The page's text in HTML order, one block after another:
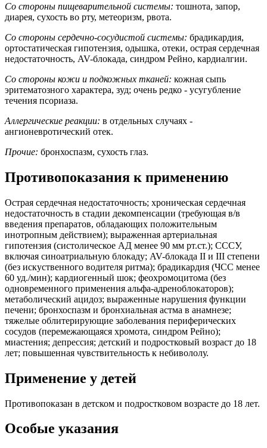
Со стороны пищеварительной системы: тошнота, запор,
диарея, сухость во рту, метеоризм, рвота.
Со стороны сердечно-сосудистой системы: брадикардия,
ортостатическая гипотензия, одышка, отеки, острая сердечная
недостаточность, AV-блокада, синдром Рейно, кардиалгии.
Со стороны кожи и подкожных тканей: кожная сыпь
эритематозного характера, зуд; очень редко - усугубление
течения псориаза.
Аллергические реакции: в отдельных случаях -
ангионевротический отек.
Прочие: бронхоспазм, сухость глаз.
Противопоказания к применению
Острая сердечная недостаточность; хроническая сердечная
недостаточность в стадии декомпенсации (требующая в/в
введения препаратов, обладающих положительным
инотропным действием); выраженная артериальная
гипотензия (систолическое АД менее 90 мм рт.ст.); СССУ,
включая синоатриальную блокаду; AV-блокада II и III степени
(без искуственного водителя ритма); брадикардия (ЧСС менее
60 уд./мин); кардиогенный шок; феохромоцитома (без
одновременного применения альфа-адреноблокаторов);
метаболический ацидоз; выраженные нарушения функции
печени; бронхоспазм и бронхиальная астма в анамнезе;
тяжелые облитерирующие заболевания периферических
сосудов (перемежающаяся хромота, синдром Рейно);
миастения; депрессия; детский и подростковый возраст до 18
лет; повышенная чувствительность к небивололу.
Применение у детей
Противопоказан в детском и подростковом возрасте до 18 лет.
Особые указания